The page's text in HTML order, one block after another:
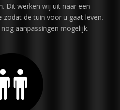
Dit werken wij uit naar een
zodat de tuin voor u gaat leven.
aanpassingen mogelijk.